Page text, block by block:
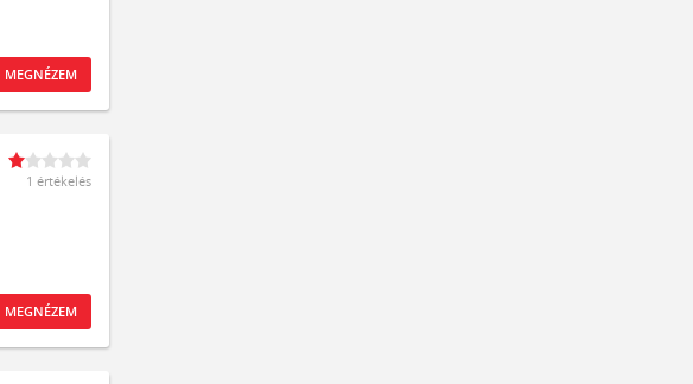
MEGNÉZEM
1 értékelés
MEGNÉZEM